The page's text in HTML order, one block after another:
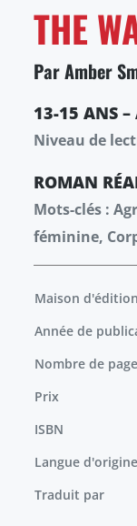
THE
Par Amber
13-15 ANS –
Niveau de
ROMAN
Mots-clés :
féminine,
Maison d'édition
Année de
Nombre de
Prix
ISBN
Langue d'origine
Traduit par